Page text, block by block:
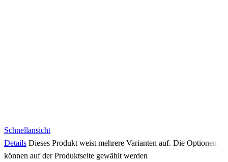
Schnellansicht
Details Dieses Produkt weist mehrere Varianten auf. Die Optionen
können auf der Produktseite gewählt werden